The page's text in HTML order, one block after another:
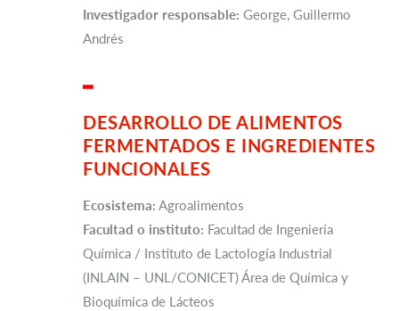
Investigador responsable: George, Guillermo
Andrés
DESARROLLO DE ALIMENTOS
FERMENTADOS E INGREDIENTES
FUNCIONALES
Ecosistema: Agroalimentos
Facultad o instituto: Facultad de Ingeniería
Química / Instituto de Lactología Industrial
(INLAIN – UNL/CONICET) Área de Química y
Bioquímica de Lácteos